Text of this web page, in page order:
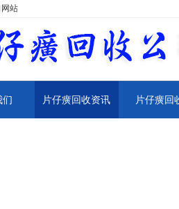
站
们 片仔癀回收资讯 片仔癀回